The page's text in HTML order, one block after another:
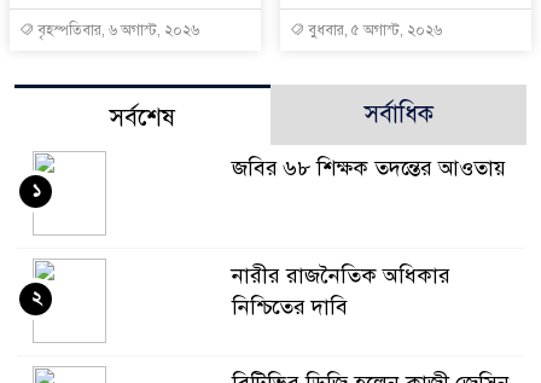
বৃহস্পতিবার, ৬ অগাস্ট, ২০২৬ বুধবার, ৫ অগাস্ট, ২০২৬
সর্বশেষ সর্বাধিক
জবির ৬৮ শিক্ষক তদন্তের আওতায়
১
নারীর রাজনৈতিক অধিকার
নিশ্চিতের দাবি
২